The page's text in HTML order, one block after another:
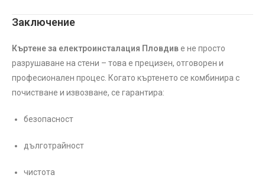
Заключение
Къртене за електроинсталация Пловдиве не просто
разрушаване на стени – това е прецизен, отговорен и
професионален процес. Когато къртенето се комбинира с
почистване и извозване, се гарантира:
безопасност
дълготрайност
чистота